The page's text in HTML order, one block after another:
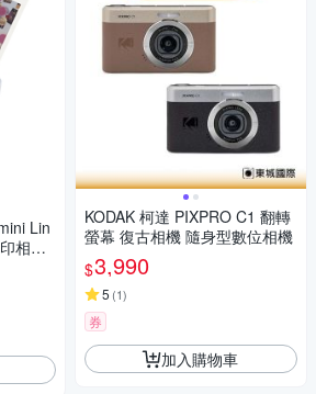
Lin
相機
KODAK 柯達 PIXPRO C1 翻轉
螢幕 復古相機 隨身型數位相機
$3,990
5 (1)
券
加入購物車